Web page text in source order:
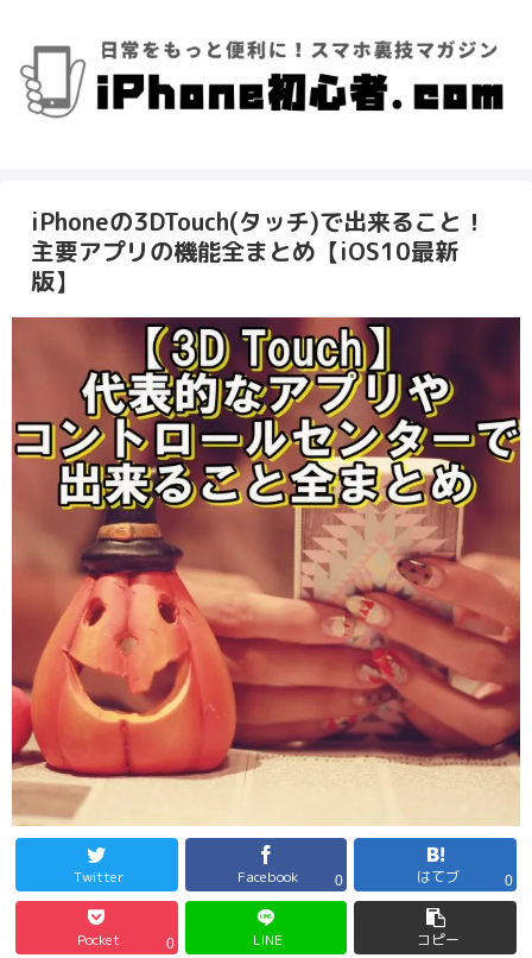
iPhoneの3DTouch(タッチ)で出来ること！
主要アプリの機能全まとめ【iOS10最新
版】
Twitter Facebook 0 はてブ 0
Pocket 0 LINE コピー